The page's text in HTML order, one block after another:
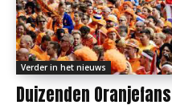
Verder in het nieuws
Duizenden